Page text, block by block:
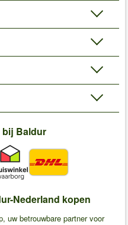
bij Baldur
Nederland kopen
uw betrouwbare partner voor